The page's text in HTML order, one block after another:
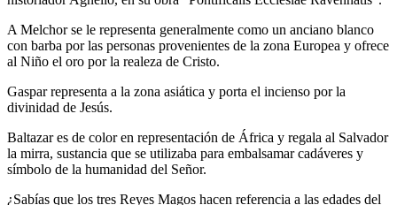
A Melchor se le representa generalmente como un anciano blanco
con barba por las personas provenientes de la zona Europea y ofrece
al Niño el oro por la realeza de Cristo.
Gaspar representa a la zona asiática y porta el incienso por la
divinidad de Jesús.
Baltazar es de color en representación de África y regala al Salvador
la mirra, sustancia que se utilizaba para embalsamar cadáveres y
símbolo de la humanidad del Señor.
¿Sabías que los tres Reyes Magos hacen referencia a las edades del